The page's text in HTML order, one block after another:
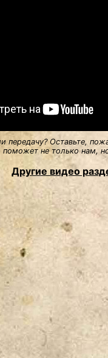
передачу? Оставьте,
поможет не только нам,
Другие видео